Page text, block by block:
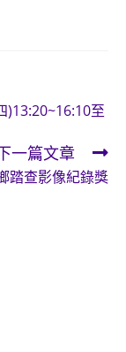
)13:20~16:10至
一篇文章
踏查影像紀錄獎